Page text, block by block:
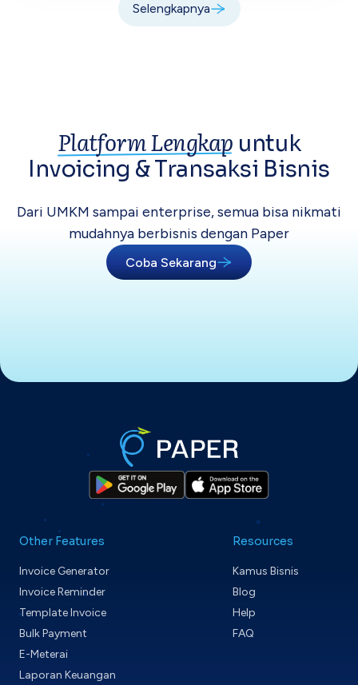
Selengkapnya
Platform Lengkap untuk
Invoicing &Transaksi Bisnis
Dari UMKM sampai enterprise, semua bisa nikmati
mudahnya berbisnis dengan Paper
Coba Sekarang
Other Features
Invoice Generator
Invoice Reminder
Template Invoice
Bulk Payment
E-Meterai
Laporan Keuangan
Resources
Kamus Bisnis
Blog
Help
FAQ